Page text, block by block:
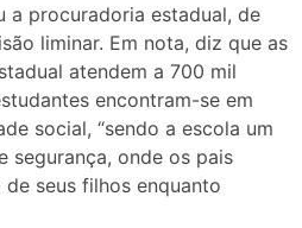
a procuradoria estadual, de
liminar. Em nota, diz que as
atendem a 700 mil
encontram-se em
social, “sendo a escola um
segurança, onde os pais
seus filhos enquanto